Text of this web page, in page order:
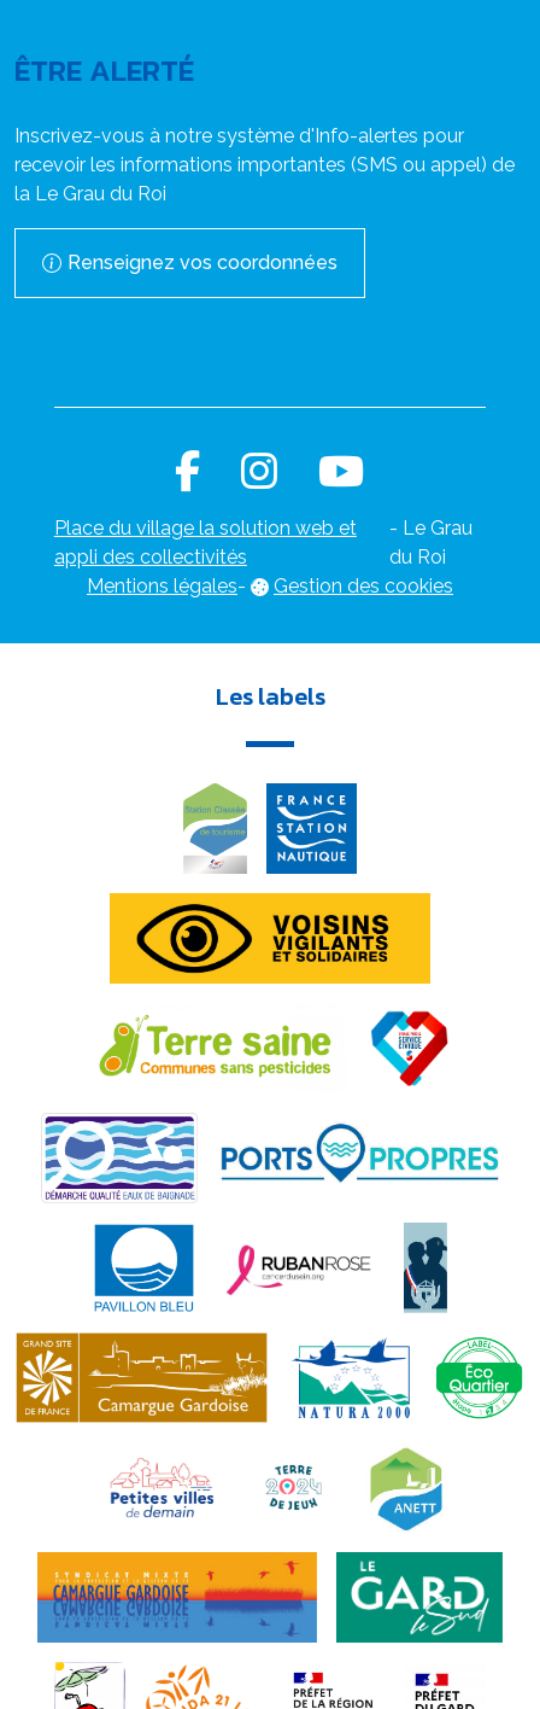
ÊTRE ALERTÉ
Inscrivez-vous à notre système d'Info-alertes pour
recevoir les informations importantes (SMS ou appel) de
la Le Grau du Roi
Renseignez vos coordonnées
Place du village la solution web et
appli des collectivités
- Le Grau
du Roi
Mentions légales- Gestion des cookies
Les labels